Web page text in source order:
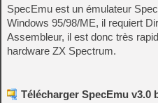
SpecEmu est un émulateur
Windows 95/98/ME, il requiert
Assembleur, il est donc très
hardware ZX Spectrum.
Télécharger SpecEmu v3.0